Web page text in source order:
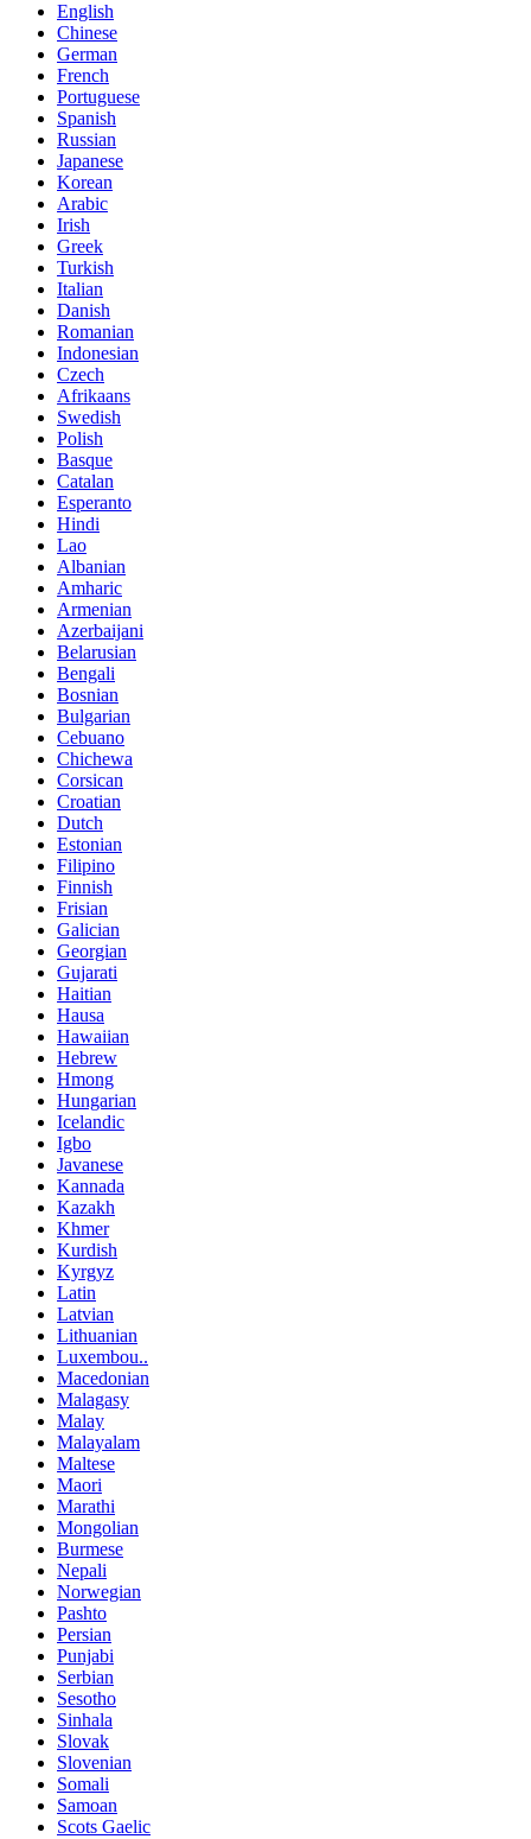
English
Chinese
German
French
Portuguese
Spanish
Russian
Japanese
Korean
Arabic
Irish
Greek
Turkish
Italian
Danish
Romanian
Indonesian
Czech
Afrikaans
Swedish
Polish
Basque
Catalan
Esperanto
Hindi
Lao
Albanian
Amharic
Armenian
Azerbaijani
Belarusian
Bengali
Bosnian
Bulgarian
Cebuano
Chichewa
Corsican
Croatian
Dutch
Estonian
Filipino
Finnish
Frisian
Galician
Georgian
Gujarati
Haitian
Hausa
Hawaiian
Hebrew
Hmong
Hungarian
Icelandic
Igbo
Javanese
Kannada
Kazakh
Khmer
Kurdish
Kyrgyz
Latin
Latvian
Lithuanian
Luxembou..
Macedonian
Malagasy
Malay
Malayalam
Maltese
Maori
Marathi
Mongolian
Burmese
Nepali
Norwegian
Pashto
Persian
Punjabi
Serbian
Sesotho
Sinhala
Slovak
Slovenian
Somali
Samoan
Scots Gaelic